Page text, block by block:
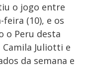
o jogo entre
(10), e os
o Peru desta
Camila Juliotti e
da semana e